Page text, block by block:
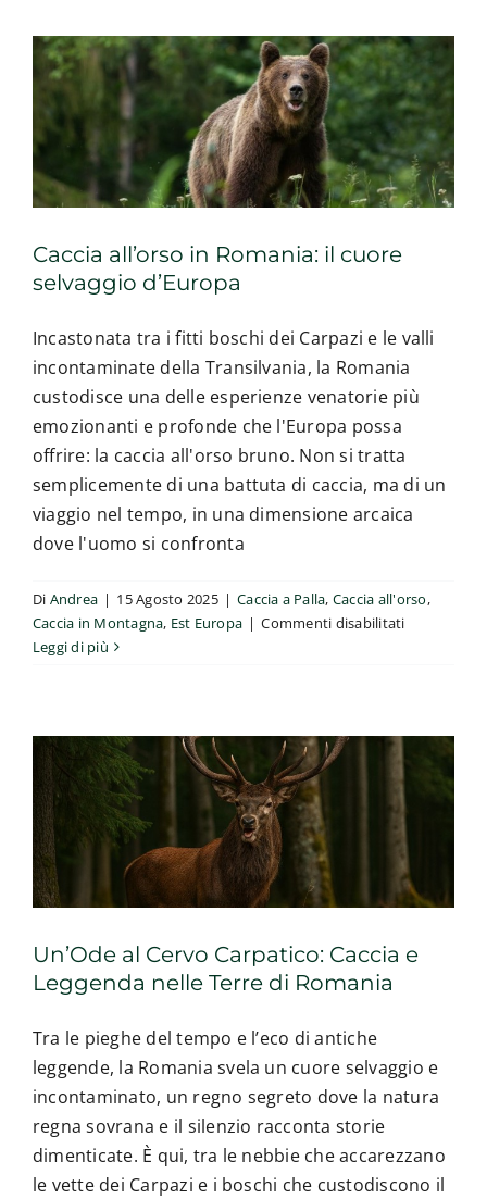
Unica
nella
del
Caccia all’orso in Romania: il cuore
selvaggio d’Europa
Incastonata tra i fitti boschi dei Carpazi e le valli
incontaminate della Transilvania, la Romania
custodisce una delle esperienze venatorie più
emozionanti e profonde che l'Europa possa
offrire: la caccia all'orso bruno. Non si tratta
semplicemente di una battuta di caccia, ma di un
viaggio nel tempo, in una dimensione arcaica
dove l'uomo si confronta
Di Andrea | 15 Agosto 2025 | Caccia a Palla, Caccia all'orso,
Caccia in Montagna, Est Europa | Commenti disabilitatisu
il
selvaggio
Leggi di più
Un’Ode al Cervo Carpatico: Caccia e
Leggenda nelle Terre di Romania
Un’Ode al Cervo Carpatico: Caccia e
Leggenda nelle Terre di Romania
Tra le pieghe del tempo e l’eco di antiche
leggende, la Romania svela un cuore selvaggio e
incontaminato, un regno segreto dove la natura
regna sovrana e il silenzio racconta storie
dimenticate. È qui, tra le nebbie che accarezzano
le vette dei Carpazi e i boschi che custodiscono il